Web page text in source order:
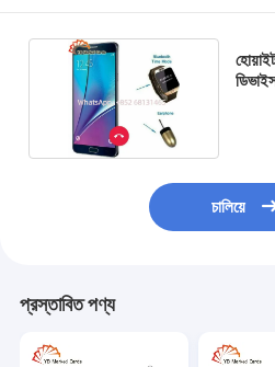
চালিয়ে
প্রস্তাবিত পণ্য